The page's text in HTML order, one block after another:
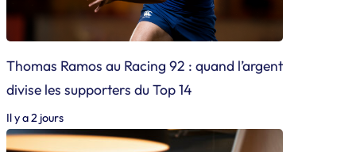
Thomas Ramos au Racing 92 : quand l’argent
divise les supporters du Top 14
Il y a 2 jours